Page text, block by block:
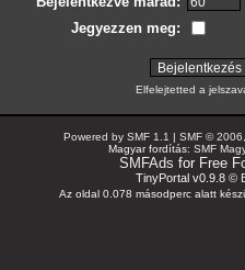
Jegyezzen meg:
Elfelejtetted a
Powered by SMF 1.1 | SMF ©
Magyar fordítás: SMF
SMFAds for Free
TinyPortal v0.9.8 ©
Az oldal 0.078 másodperc alatt